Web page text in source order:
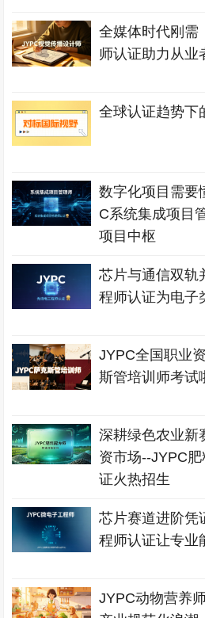
全媒体时代刚需
师认证助力从业
全球认证趋势下
数字化项目需要
C系统集成项目
项目中枢
芯片与通信双轨
程师认证为电子
JYPC全国职业
斯管培训师考试
深耕绿色农业新
资市场--JYPC
证火热招生
芯片赛道进阶
程师认证让专业
JYPC动物营养